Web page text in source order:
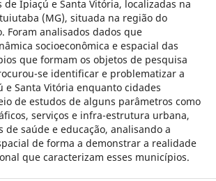
de Ipiaçú e Santa Vitória, localizadas na
(MG), situada na região do
Foram analisados dados que
socioeconômica e espacial das
que formam os objetos de pesquisa
se identificar e problematizar a
e Santa Vitória enquanto cidades
de estudos de alguns parâmetros como
serviços e infra-estrutura urbana,
de saúde e educação, analisando a
de forma a demonstrar a realidade
que caracterizam esses municípios.